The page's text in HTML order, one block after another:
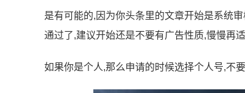
是有可能的,因为你头条里的文章开始是系统
通过了,建议开始还是不要有广告性质,慢慢再
如果你是个人,那么申请的时候选择个人号,不